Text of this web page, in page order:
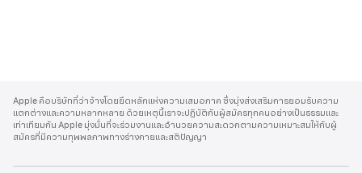
p
p
l
e
o
Apple คือบริษัทที่ว่าจ้างโดยยึดหลักแห่งความเสมอภาค ซึ่งมุ่งส่งเสริมการยอมรับความ
แตกต่างและความหลากหลาย ด้วยเหตุนี้เราจะปฏิบัติกับผู้สมัครทุกคนอย่างเป็นธรรมและ
เท่าเทียมกัน Apple มุ่งมั่นที่จะร่วมงานและอำนวยความสะดวกตามความเหมาะสมให้กับผู้
สมัครที่มีความทุพพลภาพทางร่างกายและสติปัญญา